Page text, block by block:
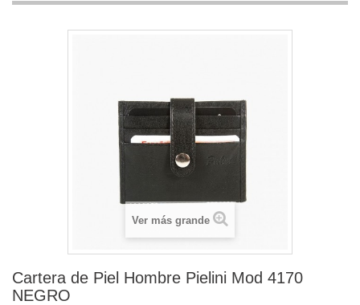
Ver más grande
Cartera de Piel Hombre Pielini Mod 4170
NEGRO